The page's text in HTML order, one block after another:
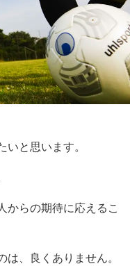
と思います。
からの期待に応えるこ
は、良くありません。